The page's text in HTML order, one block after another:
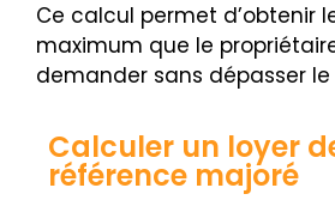
Ce calcul permet d’obtenir
maximum que le
demander sans dépasser le
Calculer un loyer
référence majoré